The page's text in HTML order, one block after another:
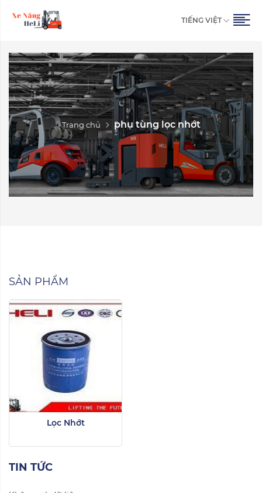
TIẾNG VIỆT
Trang chủ phụ tùng lọc nhớt
SẢN PHẨM
Lọc Nhớt
TIN TỨC